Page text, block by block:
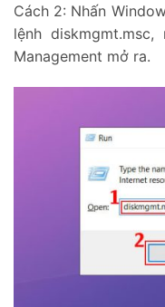
Cách 2: Nhấn
lệnh
Management mở ra.